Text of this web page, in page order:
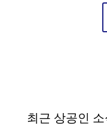
최근 상공인 소